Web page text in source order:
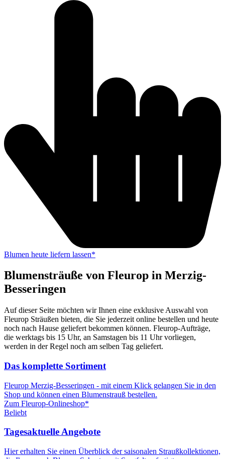
Blumen heute liefern lassen*
Blumensträuße von Fleurop in Merzig-
Besseringen
Auf dieser Seite möchten wir Ihnen eine exklusive Auswahl von
Fleurop Sträußen bieten, die Sie jederzeit online bestellen und heute
noch nach Hause geliefert bekommen können. Fleurop-Aufträge,
die werktags bis 15 Uhr, an Samstagen bis 11 Uhr vorliegen,
werden in der Regel noch am selben Tag geliefert.
Das komplette Sortiment
Fleurop Merzig-Besseringen - mit einem Klick gelangen Sie in den
Shop und können einen Blumenstrauß bestellen.
Zum Fleurop-Onlineshop*
Beliebt
Tagesaktuelle Angebote
Hier erhalten Sie einen Überblick der saisonalen Straußkollektionen,